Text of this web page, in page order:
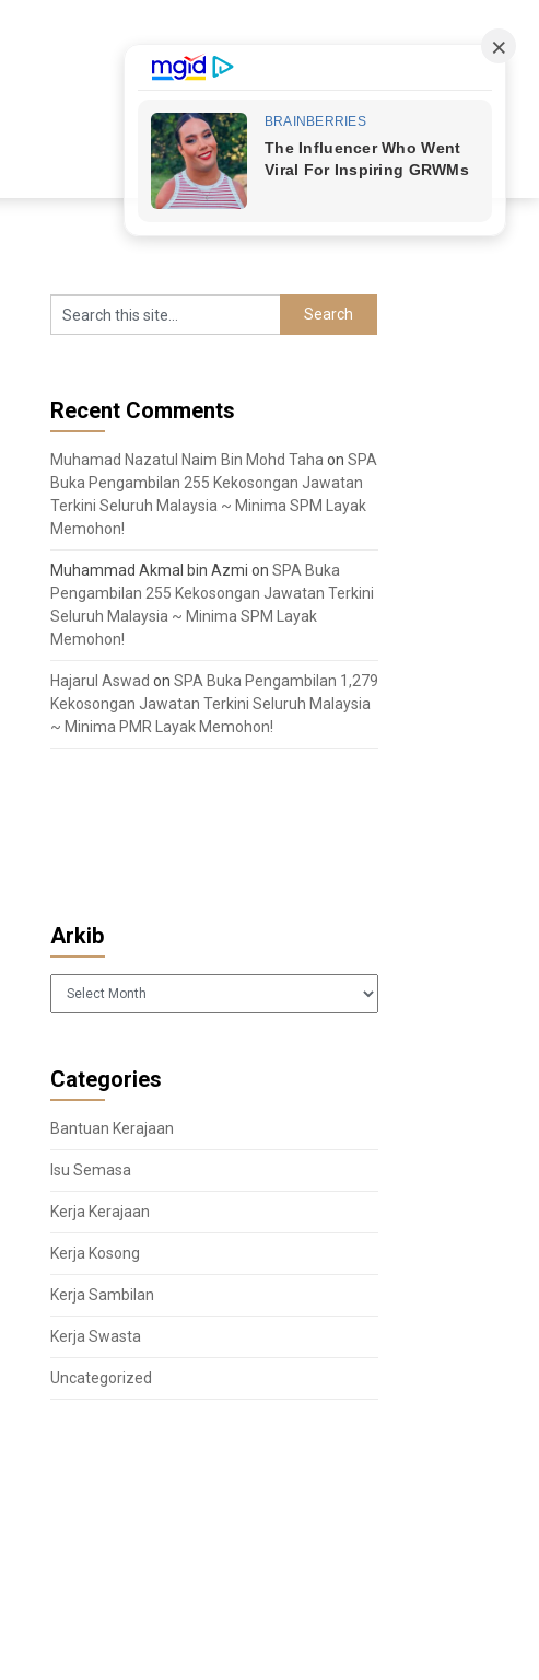
Recent Comments
Muhamad Nazatul Naim Bin Mohd Taha on SPA
Buka Pengambilan 255 Kekosongan Jawatan
Terkini Seluruh Malaysia ~ Minima SPM Layak
Memohon!
Muhammad Akmal bin Azmi on SPA Buka
Pengambilan 255 Kekosongan Jawatan Terkini
Seluruh Malaysia ~ Minima SPM Layak
Memohon!
Hajarul Aswad on SPA Buka Pengambilan 1,279
Kekosongan Jawatan Terkini Seluruh Malaysia
~ Minima PMR Layak Memohon!
Arkib
Arkib
Categories
Bantuan Kerajaan
Isu Semasa
Kerja Kerajaan
Kerja Kosong
Kerja Sambilan
Kerja Swasta
Uncategorized